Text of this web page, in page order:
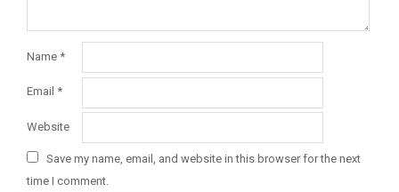
Name *
Email *
Website
Save my name, email, and website in this browser for the next
time I comment.